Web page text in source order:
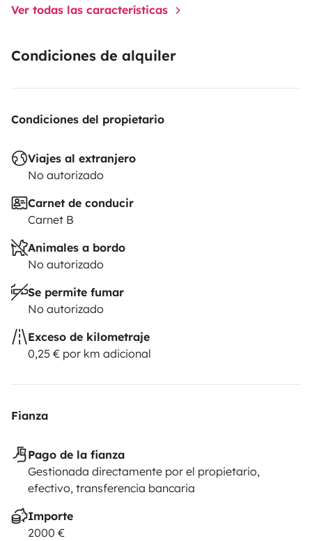
Ver todas las características
Condiciones de alquiler
Condiciones del propietario
Viajes al extranjero
No autorizado
Carnet de conducir
Carnet B
Animales a bordo
No autorizado
Se permite fumar
No autorizado
Exceso de kilometraje
0,25 € por km adicional
Fianza
Pago de la fianza
Gestionada directamente por el propietario,
efectivo, transferencia bancaria
Importe
2000 €